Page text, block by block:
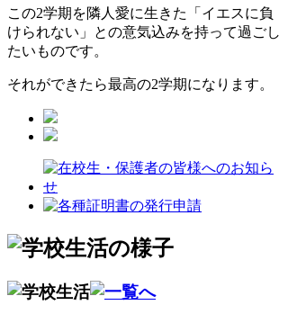
この2学期を隣人愛に生きた「イエスに負
けられない」との意気込みを持って過ごし
たいものです。
それができたら最高の2学期になります。